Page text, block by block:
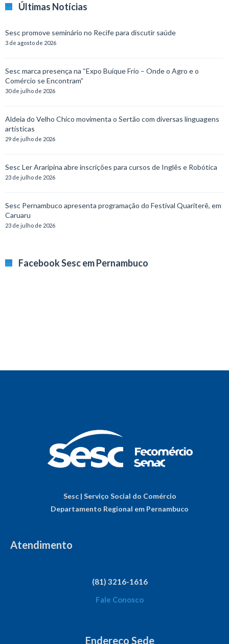
Últimas Notícias
Sesc promove seminário no Recife para discutir saúde
3 de agosto de 2026
Sesc marca presença na “Expo Buíque Frio – Onde o Agro e o
Comércio se Encontram”
30 de julho de 2026
Aldeia do Velho Chico movimenta o Sertão com diversas linguagens
artísticas
29 de julho de 2026
Sesc Ler Araripina abre inscrições para cursos de Inglês e Robótica
23 de julho de 2026
Sesc Pernambuco apresenta programação do Festival Quariterê, em
Caruaru
23 de julho de 2026
Facebook Sesc em Pernambuco
Sesc | Serviço Social do Comércio
Departamento Regional em Pernambuco
Atendimento
(81) 3216-1616
Fale Conosco
Endereço Sede